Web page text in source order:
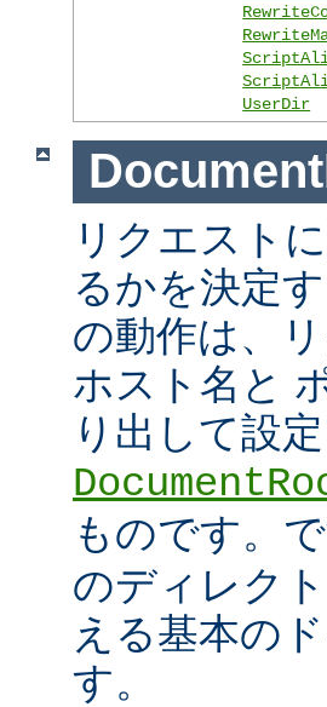
UserDir
リクエスト
るかを決定
の動作は、
ホスト名と
り出して設
ものです。
のディレク
える基本の
す。